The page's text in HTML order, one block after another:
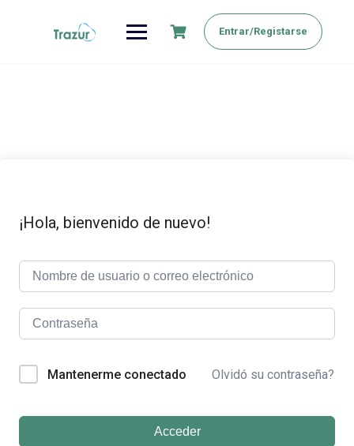
Entrar/Registarse
¡Hola, bienvenido de nuevo!
Mantenerme conectado Olvidó su contraseña?
Acceder